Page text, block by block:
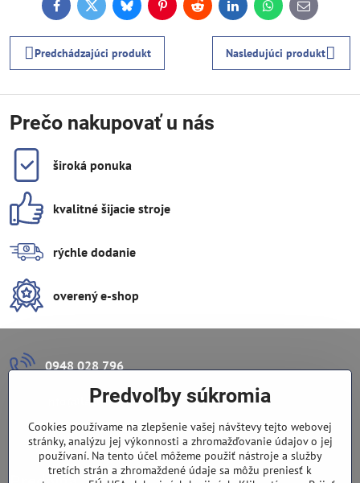
FacebookTwitterBlueskyPinterestReddit LinkedInWhatsApp
E-
mail
Predchádzajúci produkt Nasledujúci produkt
Prečo nakupovať u nás
široká ponuka
kvalitné šijacie stroje
rýchle dodanie
overený e-shop
0948 028 796
info​@lazuli​.sk
Lazuli s​.r​.o​.
Predvoľby súkromia
Cookies používame na zlepšenie vašej návštevy tejto webovej
stránky, analýzu jej výkonnosti a zhromažďovanie údajov o jej
používaní. Na tento účel môžeme použiť nástroje a služby
tretích strán a zhromaždené údaje sa môžu preniesť k